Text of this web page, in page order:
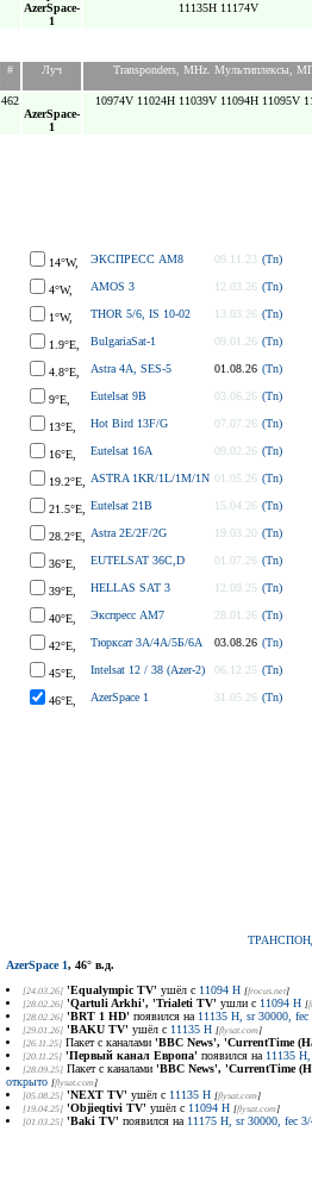
AzerSpace-
1
11135H 11174V
#
Луч Transponders, MHz. Мультиплексы,
462
AzerSpace-
1
10974V 11024H 11039V 11094H 11095V
14°W,
ЭКСПРЕСС АМ8 09.11.23 (Tn)
4°W, AMOS 3 12.03.26 (Tn)
1°W, THOR 5/6, IS 10-02 13.03.26 (Tn)
1.9°E, BulgariaSat-1 09.01.26 (Tn)
4.8°E, Astra 4A, SES-5 01.08.26 (Tn)
9°E, Eutelsat 9B 03.06.26 (Tn)
13°E, Hot Bird 13F/G 07.07.26 (Tn)
16°E, Eutelsat 16A 09.02.26 (Tn)
19.2°E, ASTRA 1KR/1L/1M/1N 01.05.26 (Tn)
21.5°E, Eutelsat 21B 15.04.26 (Tn)
28.2°E, Astra 2E/2F/2G 19.03.20 (Tn)
36°E, EUTELSAT 36C,D 01.07.26 (Tn)
39°E, HELLAS SAT 3 12.09.25 (Tn)
40°E, Экспресс АМ7 28.01.26 (Tn)
42°E, Тюрксат 3A/4A/5Б/6A 03.08.26 (Tn)
45°E, Intelsat 12 / 38 (Azer-2) 06.12.25 (Tn)
46°E, AzerSpace 1 31.05.26 (Tn)
AzerSpace 1, 46° в.д.
[24.03.26] 'Equalympic TV' ушёл с 11094 H [frocus.net]
[28.02.26] 'Qartuli Arkhi', 'Trialeti TV' ушли с 11094 H [
[28.02.26] 'BRT 1 HD' появился на 11135 H, sr 30000,
[29.01.26] 'BAKU TV' ушёл с 11135 H [flysat.com]
[26.11.25] Пакет с каналами 'BBC News', 'CurrentTime
[20.11.25] 'Первый канал Европа' появился на 11135
[28.09.25] Пакет с каналами 'BBC News', 'CurrentTime
открыто [flysat.com]
[05.08.25] 'NEXT TV' ушёл с 11135 H [flysat.com]
[19.04.25] 'Objieqtivi TV' ушёл с 11094 H [flysat.com]
[01.03.25] 'Baki TV' появился на 11175 H, sr 30000, fec